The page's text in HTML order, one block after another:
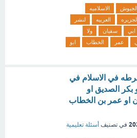
الجيوش
الاسلاميه
العربيه
لنشر
ابي سفيان
ولا
عمر الخطاب
ابو
في الاسلام في
بكر الصديق او
او عمر بن الخطاب
في تصنيف أسئلة تعليمية